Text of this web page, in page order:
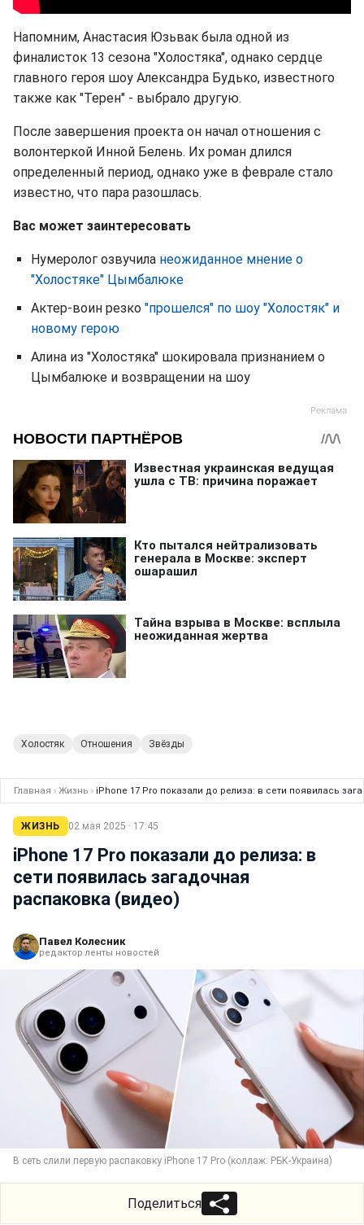
Напомним, Анастасия Юзьвак была одной из
финалисток 13 сезона "Холостяка", однако сердце
главного героя шоу Александра Будько, известного
также как "Терен" - выбрало другую.
После завершения проекта он начал отношения с
волонтеркой Инной Белень. Их роман длился
определенный период, однако уже в феврале стало
известно, что пара разошлась.
Вас может заинтересовать
Нумеролог озвучила неожиданное мнение о
"Холостяке" Цымбалюке
Актер-воин резко "прошелся" по шоу "Холостяк" и
новому герою
Алина из "Холостяка" шокировала признанием о
Цымбалюке и возвращении на шоу
Холостяк Отношения Звёзды
Главная › Жизнь › iPhone 17 Pro показали до релиза: в сети появилась
ЖИЗНЬ 02 мая 2025 · 17:45
iPhone 17 Pro показали до релиза: в
сети появилась загадочная
распаковка (видео)
Павел Колесник
редактор ленты новостей
В сеть слили первую распаковку iPhone 17 Pro (коллаж: РБК-Украина)
Поделиться